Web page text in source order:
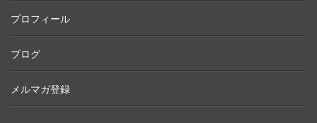
プロフィール
ブログ
メルマガ登録